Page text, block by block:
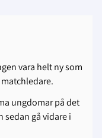
vara helt ny som
ungdomar på det
sedan gå vidare i